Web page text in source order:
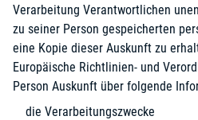
Verarbeitung Verantwortlichen
zu seiner Person gespeicherten
eine Kopie dieser Auskunft zu
Europäische Richtlinien- und
Person Auskunft über folgende
die Verarbeitungszwecke